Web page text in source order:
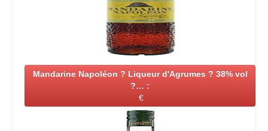
Mandarine Napoléon ? Liqueur d'Agrumes ? 38% vol
?… :
€